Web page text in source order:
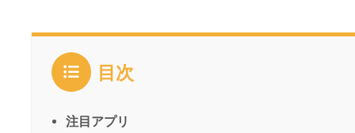
目次
注目アプリ